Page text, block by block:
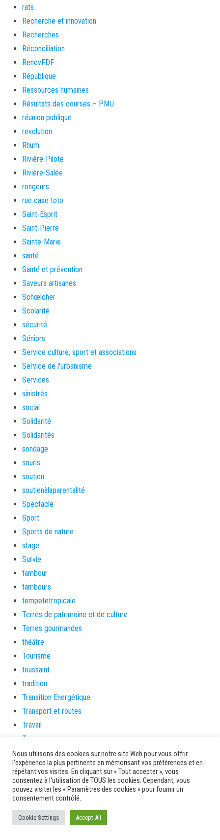
rats
Recherche et innovation
Recherches
Réconciliation
RenovFDF
République
Ressources humaines
Résultats des courses – PMU
réunion publique
revolution
Rhum
Rivière-Pilote
Rivière-Salée
rongeurs
rue case toto
Saint-Esprit
Saint-Pierre
Sainte-Marie
santé
Santé et prévention
Saveurs artisanes
Schœlcher
Scolarité
sécurité
Séniors
Service culture, sport et associations
Service de l'urbanisme
Services
sinistrés
social
Solidarité
Solidarités
sondage
souris
soutien
soutienàlaparentalité
Spectacle
Sport
Sports de nature
stage
Survie
tambour
tambours
tempetetropicale
Terres de patrimoine et de culture
Terres gourmandes
théâtre
Tourisme
toussaint
tradition
Transition Energétique
Transport et routes
Travail
Travaux
Travaux THD
travaux utiles
TSUNAMI
TZCLD
uncategorized
Venir en Martinique
Nous utilisons des cookies sur notre site Web pour vous offrir
l'expérience la plus pertinente en mémorisant vos préférences et en
répétant vos visites. En cliquant sur « Tout accepter », vous
consentez à l'utilisation de TOUS les cookies. Cependant, vous
pouvez visiter les « Paramètres des cookies » pour fournir un
consentement contrôlé.
Cookie Settings Accept All